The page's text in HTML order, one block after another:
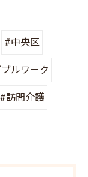
#中央区
ルワーク
#訪問介護